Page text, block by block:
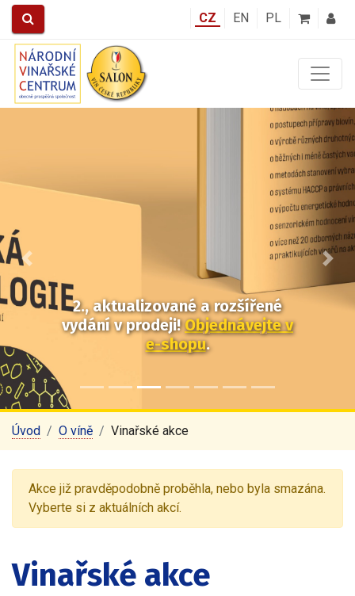
CZ EN PL
2., aktualizované a rozšířené
vydání v prodeji!Objednávejte v
e-shopu.
Předchozí Další
Úvod O víně Vinařské akce
Akce již pravděpodobně proběhla, nebo byla smazána.
Vyberte si z aktuálních akcí.
Vinařské akce